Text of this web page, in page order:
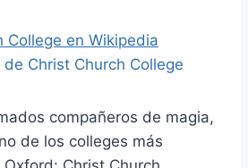
College en Wikipedia
Christ Church College
compañeros de magia,
de los colleges más